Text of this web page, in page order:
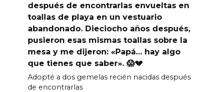
después de encontrarlas envueltas en
toallas de playa en un vestuario
abandonado. Dieciocho años después,
pusieron esas mismas toallas sobre la
mesa y me dijeron: «Papá… hay algo
que tienes que saber». 😱💔
Adopté a dos gemelas recién nacidas después
de encontrarlas